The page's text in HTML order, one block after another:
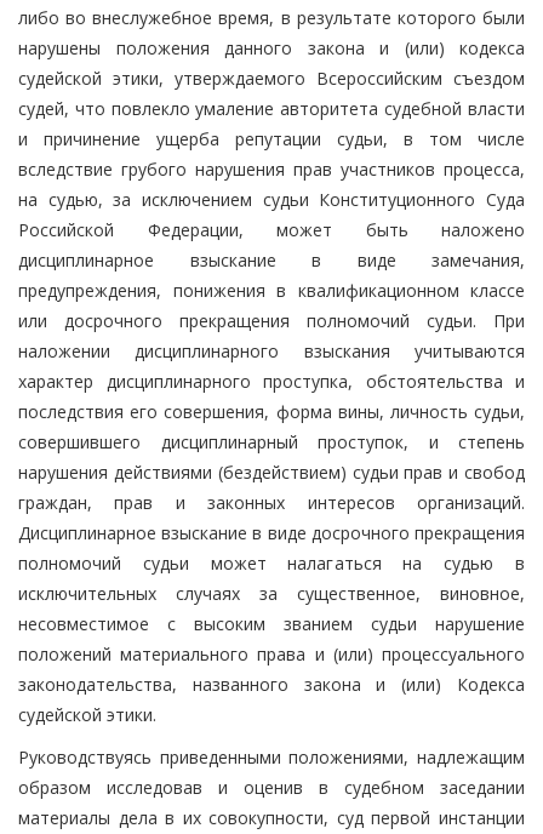
либо во внеслужебное время, в результате которого были
нарушены положения данного закона и (или) кодекса
судейской этики, утверждаемого Всероссийским съездом
судей, что повлекло умаление авторитета судебной власти
и причинение ущерба репутации судьи, в том числе
вследствие грубого нарушения прав участников процесса,
на судью, за исключением судьи Конституционного Суда
Российской Федерации, может быть наложено
дисциплинарное взыскание в виде замечания,
предупреждения, понижения в квалификационном классе
или досрочного прекращения полномочий судьи. При
наложении дисциплинарного взыскания учитываются
характер дисциплинарного проступка, обстоятельства и
последствия его совершения, форма вины, личность судьи,
совершившего дисциплинарный проступок, и степень
нарушения действиями (бездействием) судьи прав и свобод
граждан, прав и законных интересов организаций.
Дисциплинарное взыскание в виде досрочного прекращения
полномочий судьи может налагаться на судью в
исключительных случаях за существенное, виновное,
несовместимое с высоким званием судьи нарушение
положений материального права и (или) процессуального
законодательства, названного закона и (или) Кодекса
судейской этики.
Руководствуясь приведенными положениями, надлежащим
образом исследовав и оценив в судебном заседании
материалы дела в их совокупности, суд первой инстанции